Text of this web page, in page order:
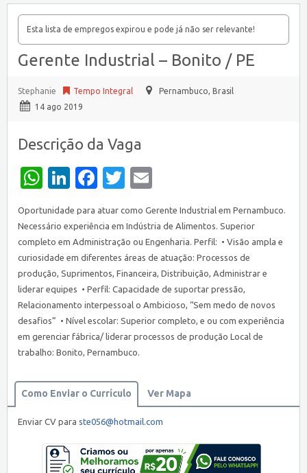
Esta lista de empregos expirou e pode já não ser relevante!
Gerente Industrial – Bonito / PE
Stephanie Tempo Integral Pernambuco, Brasil
14 ago 2019
Descrição da Vaga
WhatsApp
LinkedIn
Facebook
Twitter
Oportunidade para atuar como Gerente Industrial em Pernambuco.
Necessário experiência em Indústria de Alimentos. Superior
completo em Administração ou Engenharia. Perfil: • Visão ampla e
curiosidade em diferentes áreas de atuação: Processos de
produção, Suprimentos, Financeira, Distribuição, Administrar e
liderar equipes • Perfil: Capacidade de suportar pressão,
Relacionamento interpessoal o Ambicioso, “Sem medo de novos
desafios” • Nível escolar: Superior completo, e ou com experiência
em gerenciar fábrica/ liderar processos de produção Local de
trabalho: Bonito, Pernambuco.
Como Enviar o Currículo Ver Mapa
Enviar CV para ste056@hotmail.com